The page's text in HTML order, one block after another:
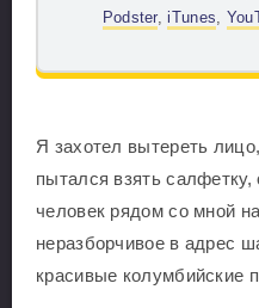
Podster,iTunes,
Я захотел вытереть
пытался взять
человек рядом со мной
неразборчивое в адрес
красивые колумбийские